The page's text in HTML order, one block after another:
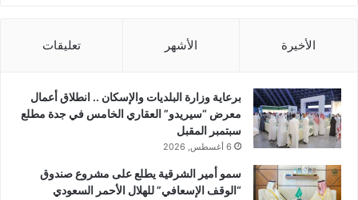
الأخيرة الأشهر تعليقات
برعاية وزارة البلديات والإسكان .. انطلاق أعمال
معرض “سيريدو” العقاري الخامس في جدة مطلع
سبتمبر المقبل
6 أغسطس, 2026
سمو أمير الشرقية يطلع على مشروع صندوق
“الوقف الإسعافي” للهلال الأحمر السعودي